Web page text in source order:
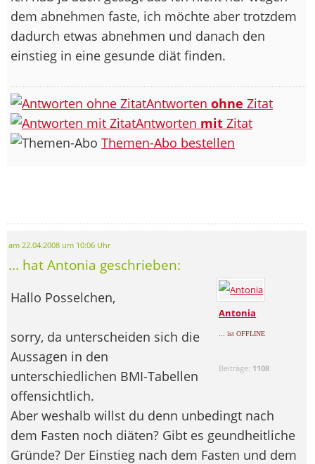
dem abnehmen faste, ich möchte aber trotzdem
dadurch etwas abnehmen und danach den
einstieg in eine gesunde diät finden.
Antworten ohne Zitat
Antworten mit Zitat
Themen-Abo bestellen
am 22.04.2008 um 10:06 Uhr
... hat Antonia geschrieben:
Antonia
... ist OFFLINE
Beiträge: 1108
Hallo Posselchen,
sorry, da unterscheiden sich die
Aussagen in den
unterschiedlichen BMI-Tabellen
offensichtlich.
Aber weshalb willst du denn unbedingt nach
dem Fasten noch diäten? Gibt es geundheitliche
Gründe? Der Einstieg nach dem Fasten und dem